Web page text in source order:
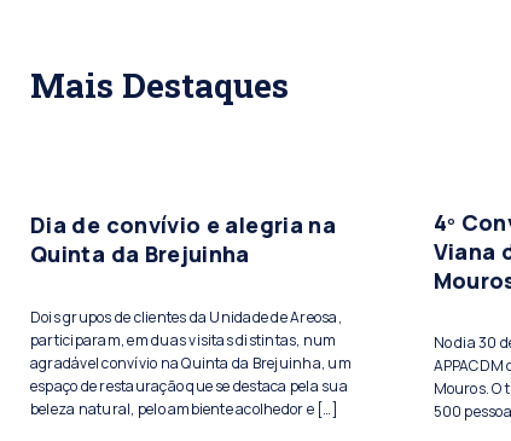
Mais Destaques
Dia de convívio e alegria na
Quinta da Brejuinha
Dois grupos de clientes da Unidade de Areosa,
participaram, em duas visitas distintas, num
agradável convívio na Quinta da Brejuinha, um
espaço de restauração que se destaca pela sua
beleza natural, pelo ambiente acolhedor e […]
4º
Viana
No dia 30
APPACDM
Mouros.
500